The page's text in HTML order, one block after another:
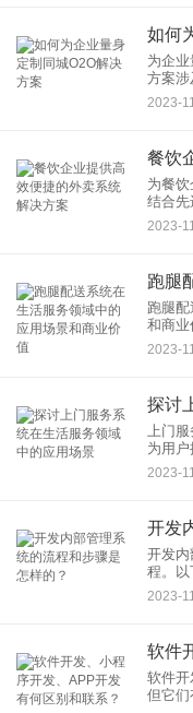
如何
为企
方案涉
同城
2023-
为餐
结合先
议，可帮助
一个直
2023-
跑腿
和商业
户，为
者创造
2023-
上门
为用户
些常见的上门
上门服
2023-
开发内
程。以
2023-
软件开
但它们